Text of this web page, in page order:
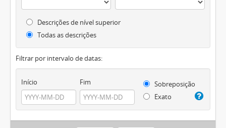
Descrições de nível superior
Todas as descrições
Filtrar por intervalo de datas:
Início Fim
Sobreposição
Exato